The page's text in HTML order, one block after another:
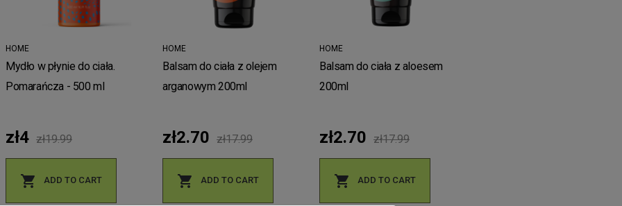
HOME
Mydło w płynie do ciała.
Pomarańcza - 500 ml
zł4 zł19.99
 ADD TO CART
HOME
Balsam do ciała z olejem
arganowym 200ml
zł2.70 zł17.99
 ADD TO CART
HOME
Balsam do ciała z aloesem
200ml
zł2.70 zł17.99
 ADD TO CART